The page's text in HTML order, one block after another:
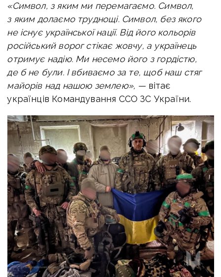
«Символ, з яким ми перемагаємо. Символ,
з яким долаємо труднощі. Символ, без якого
не існує української нації. Від його кольорів
російський ворог стікає жовчу, а українець
отримує надію. Ми несемо його з гордістю,
де б не були. І вбиваємо за те, щоб наш стяг
майорів над нашою землею», — вітає
українців Командування ССО ЗС України.